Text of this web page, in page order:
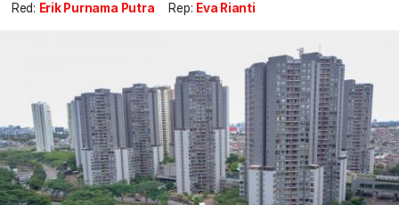
Red: Erik Purnama Putra Rep: Eva Rianti